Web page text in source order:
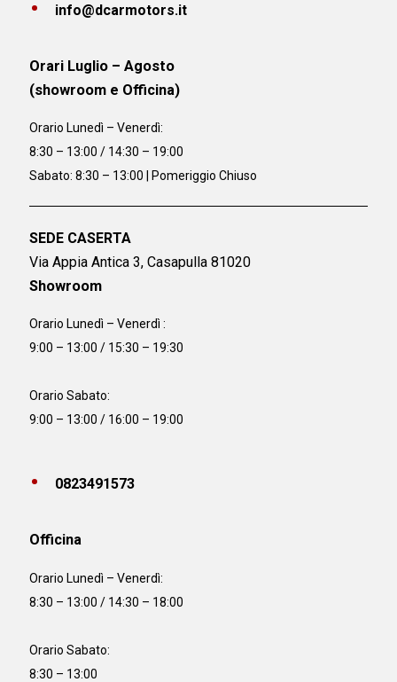
info@dcarmotors.it
Orari Luglio – Agosto
(showroom e Officina)
Orario Lunedì – Venerdì:
8:30 – 13:00 / 14:30 – 19:00
Sabato: 8:30 – 13:00 | Pomeriggio Chiuso
SEDE CASERTA
Via Appia Antica 3, Casapulla 81020
Showroom
Orario Lunedì – Venerdì :
9:00 – 13:00 / 15:30 – 19:30
Orario Sabato:
9:00 – 13:00 / 16:00 – 19:00
0823491573
Officina
Orario Lunedì – Venerdì:
8:30 – 13:00 / 14:30 – 18:00
Orario Sabato:
8:30 – 13:00